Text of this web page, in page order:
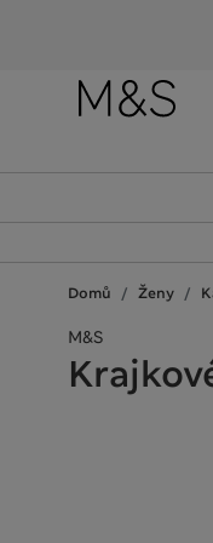
Domů Ženy
M&S